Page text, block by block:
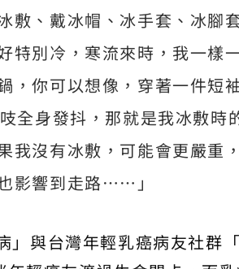
敷、戴冰帽、冰手套、冰腳
特別冷，寒流來時，我一樣
，你可以想像，穿著一件短
全身發抖，那就是我冰敷時
我沒有冰敷，可能會更嚴重
影響到走路⋯⋯」
」與台灣年輕乳癌病友社群